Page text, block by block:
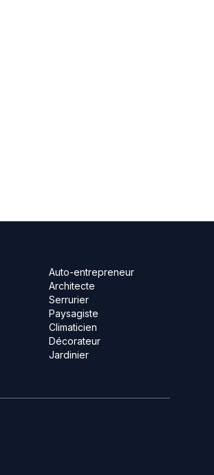
Auto-entrepreneur
Architecte
Serrurier
Paysagiste
Climaticien
Décorateur
Jardinier